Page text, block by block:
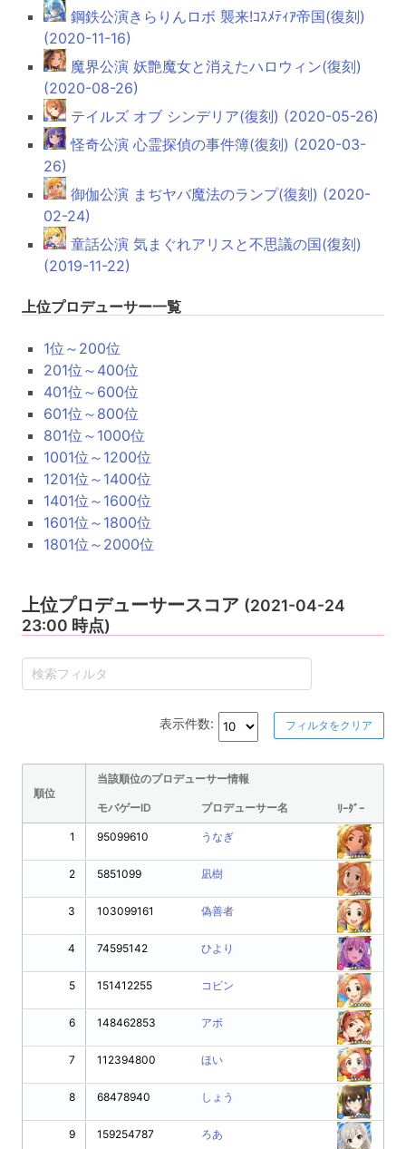
鋼鉄公演きらりんロボ 襲来!ｺｽﾒﾃｨｱ帝国(復刻)
(2020-11-16)
魔界公演 妖艶魔女と消えたハロウィン(復刻)
(2020-08-26)
テイルズ オブ シンデリア(復刻) (2020-05-26)
怪奇公演 心霊探偵の事件簿(復刻) (2020-03-
26)
御伽公演 まぢヤバ魔法のランプ(復刻) (2020-
02-24)
童話公演 気まぐれアリスと不思議の国(復刻)
(2019-11-22)
上位プロデューサー一覧
1位～200位
201位～400位
401位～600位
601位～800位
801位～1000位
1001位～1200位
1201位～1400位
1401位～1600位
1601位～1800位
1801位～2000位
上位プロデューサースコア (2021-04-24
23:00 時点)
表示件数: フィルタをクリア
順位
当該順位のプロデューサー情報
モバゲーID プロデューサー名 ﾘｰﾀﾞｰ
1
2
3
4
5
6
7
8
9
95099610 うなぎ
5851099 凪樹
103099161 偽善者
74595142 ひより
151412255 コビン
148462853 アボ
112394800 ほい
68478940 しょう
159254787 ろあ